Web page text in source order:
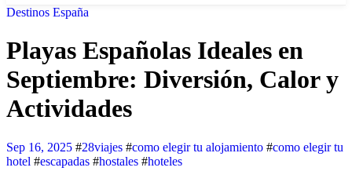
Destinos España
Playas Españolas Ideales en
Septiembre: Diversión, Calor y
Actividades
Sep 16, 2025 #28viajes #como elegir tu alojamiento #como elegir tu
hotel #escapadas #hostales #hoteles